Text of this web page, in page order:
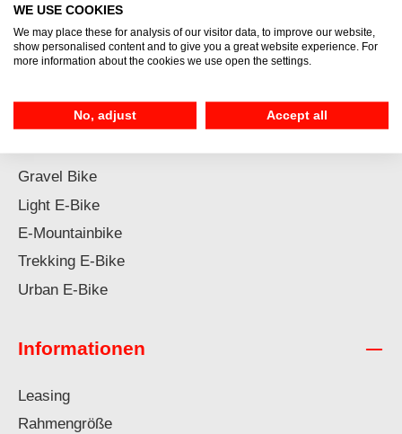
Adresse*
Ich habe dieDatenschutzbestimmungen zur Kenntnis
genommen und dieAGB
gelesen und bin mit ihnen
einverstanden.
Highlights
Gravel Bike
Light E-Bike
E-Mountainbike
Trekking E-Bike
Urban E-Bike
Informationen
Leasing
Rahmengröße
WE USE COOKIES
We may place these for analysis of our visitor data, to improve our website,
show personalised content and to give you a great website experience. For
more information about the cookies we use open the settings.
No, adjust Accept all